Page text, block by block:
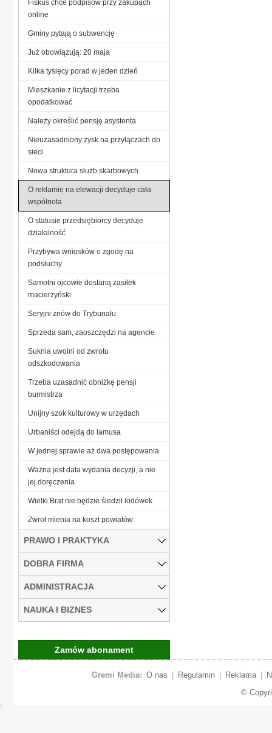
Fiskus chce podpisów przy zakupach
online
Gminy pytają o subwencję
Już obowiązują: 20 maja
Kilka tysięcy porad w jeden dzień
Mieszkanie z licytacji trzeba
opodatkować
Należy określić pensję asystenta
Nieuzasadniony zysk na przyłączach do
sieci
Nowa struktura służb skarbowych
O reklamie na elewacji decyduje cała
wspólnota
O statusie przedsiębiorcy decyduje
działalność
Przybywa wniosków o zgodę na
podsłuchy
Samotni ojcowie dostaną zasiłek
macierzyński
Seryjni znów do Trybunału
Sprzeda sam, zaoszczędzi na agencie
Suknia uwolni od zwrotu
odszkodowania
Trzeba uzasadnić obniżkę pensji
burmistrza
Unijny szok kulturowy w urzędach
Urbaniści odejdą do lamusa
W jednej sprawie aż dwa postępowania
Ważna jest data wydania decyzji, a nie
jej doręczenia
Wielki Brat nie będzie śledził lodówek
Zwrot mienia na koszt powiatów
PRAWO I PRAKTYKA
DOBRA FIRMA
ADMINISTRACJA
NAUKA I BIZNES
Zamów abonament
Gremi Media: O nas Regulamin Reklama
©